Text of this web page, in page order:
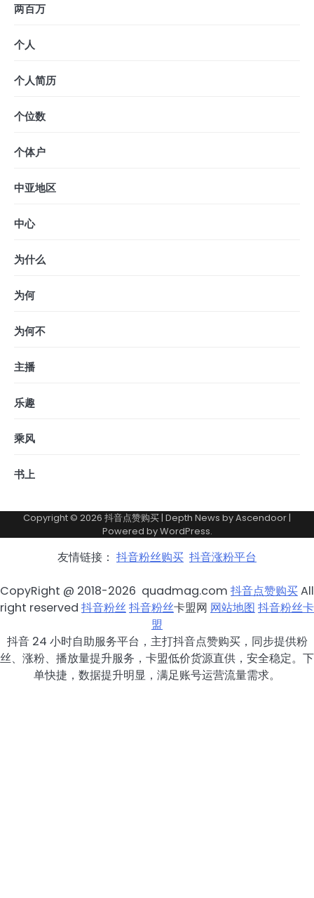
两百万
个人
个人简历
个位数
个体户
中亚地区
中心
为什么
为何
为何不
主播
乐趣
乘风
书上
Copyright © 2026 抖音点赞购买| Depth News byAscendoor|
Powered byWordPress.
友情链接： 抖音粉丝购买 抖音涨粉平台
CopyRight @ 2018-2026 quadmag.com 抖音点赞购买All
right reserved 抖音粉丝抖音粉丝卡盟网 网站地图 抖音粉丝卡
盟
抖音 24 小时自助服务平台，主打抖音点赞购买，同步提供粉
丝、涨粉、播放量提升服务，卡盟低价货源直供，安全稳定。下
单快捷，数据提升明显，满足账号运营流量需求。